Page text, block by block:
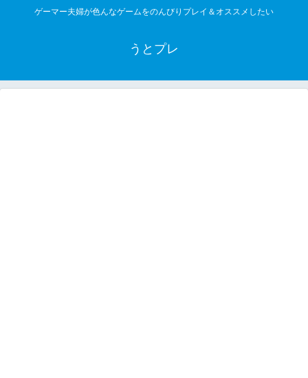
ゲーマー夫婦が色んなゲームをのんびりプレイ＆オススメしたい
うとプレ